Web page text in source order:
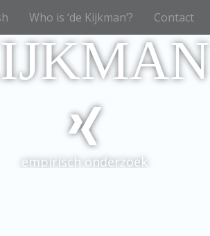
Who is ‘de Kijkman’? Contact
empirisch onderzoek